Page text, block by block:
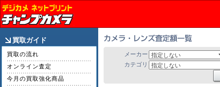
買取ガイド
買取の流れ
オンライン査定
今月の買取強化商品
メーカー
カテゴリ